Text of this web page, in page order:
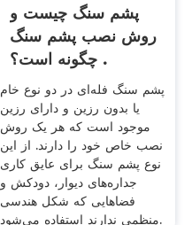
پشم سنگ چیست و
روش نصب پشم سنگ
چگونه است؟ .
پشم سنگ فله‌ای در دو نوع خام
یا بدون رزین و دارای رزین
موجود است که هر یک روش
نصب خاص خود را دارند. از این
نوع پشم سنگ برای عایق کاری
جداره‌های دیوار، دودکش و
فضاهایی که شکل هندسی
منظمی ندارند استفاده می‌شود.